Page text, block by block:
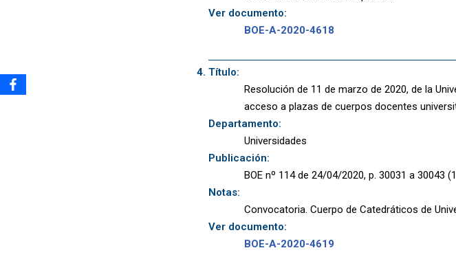
Ver documento:
BOE-A-2020-4618
Título:
Resolución de 11 de marzo de 2020, de la
acceso a plazas de cuerpos docentes
Departamento:
Universidades
Publicación:
BOE nº 114 de 24/04/2020, p. 30031 a 30043
Notas:
Convocatoria. Cuerpo de Catedráticos de
Ver documento:
BOE-A-2020-4619